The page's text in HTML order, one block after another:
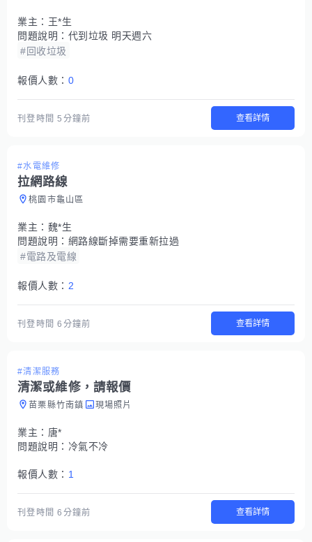
業主： 王*生
問題說明： 代到垃圾 明天週六
#回收垃圾
報價人數： 0
刊登時間5分鐘前 查看詳情
#水電維修
拉網路線
桃園市龜山區
業主： 魏*生
問題說明： 網路線斷掉需要重新拉過
#電路及電線
報價人數： 2
刊登時間6分鐘前 查看詳情
#清潔服務
清潔或維修，請報價
苗栗縣竹南鎮 現場照片
業主： 唐*
問題說明： 冷氣不冷
報價人數： 1
刊登時間6分鐘前 查看詳情